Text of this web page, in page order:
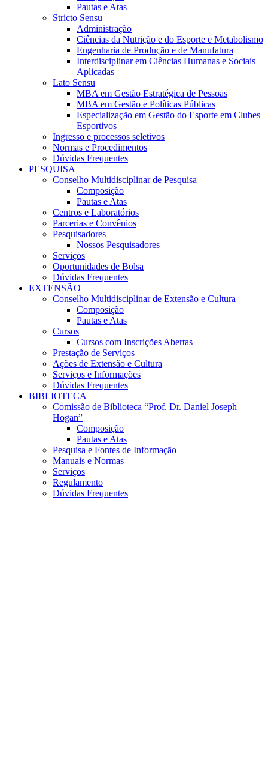
Pautas e Atas
Stricto Sensu
Administração
Ciências da Nutrição e do Esporte e Metabolismo
Engenharia de Produção e de Manufatura
Interdisciplinar em Ciências Humanas e Sociais
Aplicadas
Lato Sensu
MBA em Gestão Estratégica de Pessoas
MBA em Gestão e Políticas Públicas
Especialização em Gestão do Esporte em Clubes
Esportivos
Ingresso e processos seletivos
Normas e Procedimentos
Dúvidas Frequentes
PESQUISA
Conselho Multidisciplinar de Pesquisa
Composição
Pautas e Atas
Centros e Laboratórios
Parcerias e Convênios
Pesquisadores
Nossos Pesquisadores
Serviços
Oportunidades de Bolsa
Dúvidas Frequentes
EXTENSÃO
Conselho Multidisciplinar de Extensão e Cultura
Composição
Pautas e Atas
Cursos
Cursos com Inscrições Abertas
Prestação de Serviços
Ações de Extensão e Cultura
Serviços e Informações
Dúvidas Frequentes
BIBLIOTECA
Comissão de Biblioteca “Prof. Dr. Daniel Joseph
Hogan”
Composição
Pautas e Atas
Pesquisa e Fontes de Informação
Manuais e Normas
Serviços
Regulamento
Dúvidas Frequentes